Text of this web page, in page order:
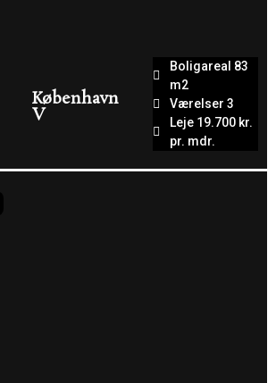
Boligareal 83
m2
Værelser 3
Leje 19.700 kr.
pr. mdr.
København
V